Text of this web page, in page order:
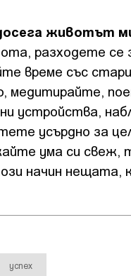
животът
разходете
време със
медитирайте,
устройства,
усърдно за
ума си свеж,
начин
успех